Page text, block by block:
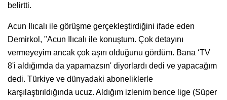
belirtti.
Acun Ilıcalı ile görüşme gerçekleştirdiğini ifade eden
Demirkol, "Acun Ilıcalı ile konuştum. Çok detayını
vermeyeyim ancak çok aşırı olduğunu gördüm. Bana ‘TV
8'i aldığımda da yapamazsın' diyorlardı dedi ve yapacağım
dedi. Türkiye ve dünyadaki aboneliklerle
karşılaştırıldığında ucuz. Aldığım izlenim bence lige (Süper